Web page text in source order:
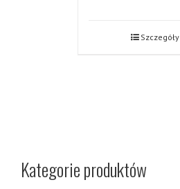
Szczegóły
Kategorie produktów